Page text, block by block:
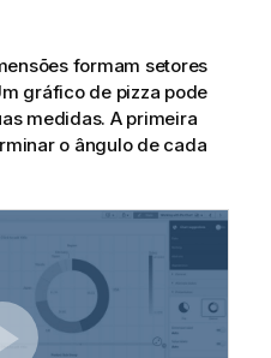
formam setores
gráfico de pizza pode
medidas. A primeira
o ângulo de cada